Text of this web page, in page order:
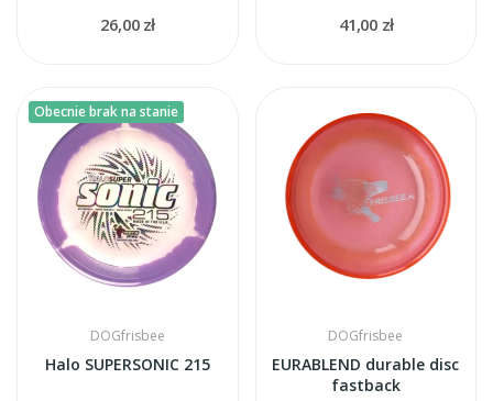
26,00 zł 41,00 zł
Obecnie brak na stanie
DOGfrisbee
Halo SUPERSONIC 215
DOGfrisbee
EURABLEND durable disc
fastback